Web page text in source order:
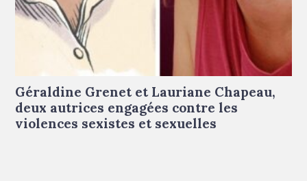
De gauche à droite : portrait dessiné de Géraldine Grenet ©
Marie-Ange Rousseau - portrait de Lauriane Chapeau © Droits
Géraldine Grenet et Lauriane Chapeau,
deux autrices engagées contre les
violences sexistes et sexuelles